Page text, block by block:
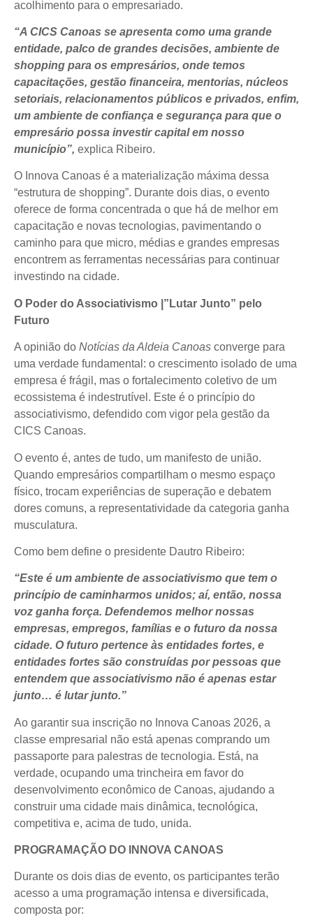
acolhimento para o empresariado.
“A CICS Canoas se apresenta como uma grande
entidade, palco de grandes decisões, ambiente de
shopping para os empresários, onde temos
capacitações, gestão financeira, mentorias, núcleos
setoriais, relacionamentos públicos e privados, enfim,
um ambiente de confiança e segurança para que o
empresário possa investir capital em nosso
município”, explica Ribeiro.
O Innova Canoas é a materialização máxima dessa
“estrutura de shopping”. Durante dois dias, o evento
oferece de forma concentrada o que há de melhor em
capacitação e novas tecnologias, pavimentando o
caminho para que micro, médias e grandes empresas
encontrem as ferramentas necessárias para continuar
investindo na cidade.
O Poder do Associativismo |”Lutar Junto” pelo
Futuro
A opinião do Notícias da Aldeia Canoas converge para
uma verdade fundamental: o crescimento isolado de uma
empresa é frágil, mas o fortalecimento coletivo de um
ecossistema é indestrutível. Este é o princípio do
associativismo, defendido com vigor pela gestão da
CICS Canoas.
O evento é, antes de tudo, um manifesto de união.
Quando empresários compartilham o mesmo espaço
físico, trocam experiências de superação e debatem
dores comuns, a representatividade da categoria ganha
musculatura.
Como bem define o presidente Dautro Ribeiro:
“Este é um ambiente de associativismo que tem o
princípio de caminharmos unidos; aí, então, nossa
voz ganha força. Defendemos melhor nossas
empresas, empregos, famílias e o futuro da nossa
cidade. O futuro pertence às entidades fortes, e
entidades fortes são construídas por pessoas que
entendem que associativismo não é apenas estar
junto… é lutar junto.”
Ao garantir sua inscrição no Innova Canoas 2026, a
classe empresarial não está apenas comprando um
passaporte para palestras de tecnologia. Está, na
verdade, ocupando uma trincheira em favor do
desenvolvimento econômico de Canoas, ajudando a
construir uma cidade mais dinâmica, tecnológica,
competitiva e, acima de tudo, unida.
PROGRAMAÇÃO DO INNOVA CANOAS
Durante os dois dias de evento, os participantes terão
acesso a uma programação intensa e diversificada,
composta por: